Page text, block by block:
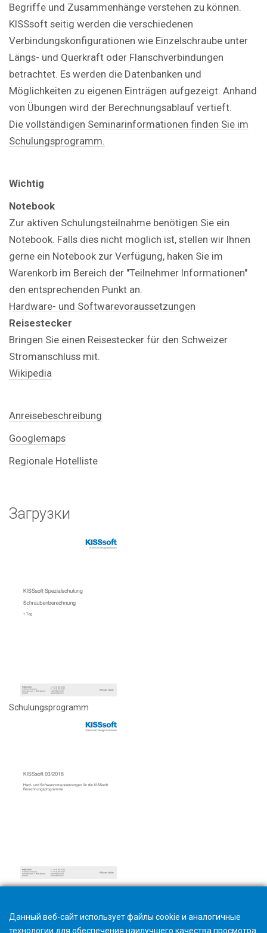
Begriffe und Zusammenhänge verstehen zu können.
KISSsoft seitig werden die verschiedenen
Verbindungskonfigurationen wie Einzelschraube unter
Längs- und Querkraft oder Flanschverbindungen
betrachtet. Es werden die Datenbanken und
Möglichkeiten zu eigenen Einträgen aufgezeigt. Anhand
von Übungen wird der Berechnungsablauf vertieft.
Die vollständigen Seminarinformationen finden Sie im
Schulungsprogramm.
Wichtig
Notebook
Zur aktiven Schulungsteilnahme benötigen Sie ein
Notebook. Falls dies nicht möglich ist, stellen wir Ihnen
gerne ein Notebook zur Verfügung, haken Sie im
Warenkorb im Bereich der "Teilnehmer Informationen"
den entsprechenden Punkt an.
Hardware- und Softwarevoraussetzungen
Reisestecker
Bringen Sie einen Reisestecker für den Schweizer
Stromanschluss mit.
Wikipedia
Anreisebeschreibung
Googlemaps
Regionale Hotelliste
Загрузки
Schulungsprogramm
Hard- und Softwarevoraussetzungen
Данный веб-сайт использует файлы cookie и аналогичные
технологии для обеспечения наилучшего качества просмотра